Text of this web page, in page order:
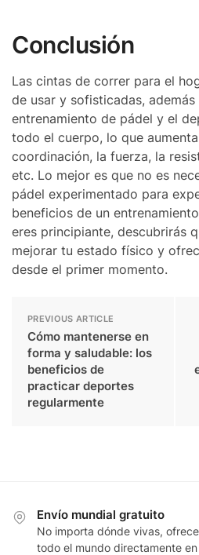
Conclusión
Las cintas de correr para el
de usar y sofisticadas,
entrenamiento de pádel y el
todo el cuerpo, lo que
coordinación, la fuerza, la
etc. Lo mejor es que no es
pádel experimentado para
beneficios de un
eres principiante, descubrirás
mejorar tu estado físico y
desde el primer momento.
PREVIOUS ARTICLE
Cómo mantenerse en
forma y saludable: los
beneficios de
practicar deportes
regularmente
Envío mundial gratuito
No importa dónde vivas,
todo el mundo directamente